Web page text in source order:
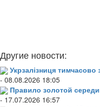
Другие новости:
Укрзалізниця тимчасово
- 08.08.2026 18:05
Правило золотой
- 17.07.2026 16:57